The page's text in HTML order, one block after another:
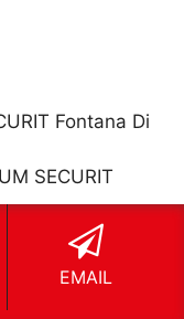
Fontana Di
SECURIT
Fontana
Fontana
EMAIL